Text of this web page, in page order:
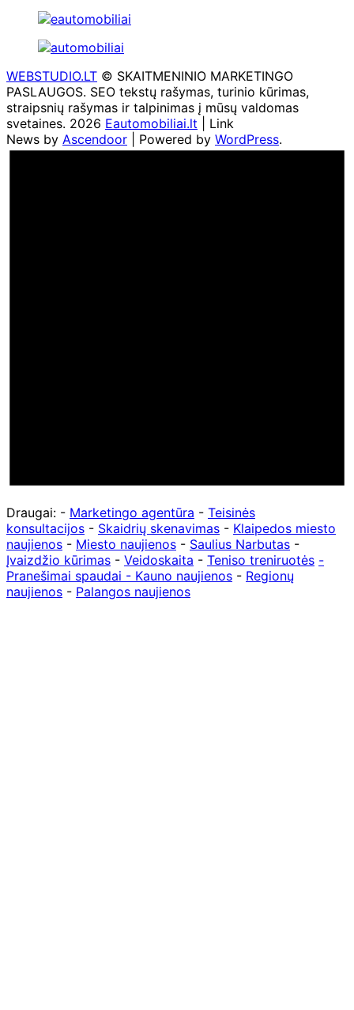
WEBSTUDIO.LT © SKAITMENINIO MARKETINGO
PASLAUGOS. SEO tekstų rašymas, turinio kūrimas,
straipsnių rašymas ir talpinimas į mūsų valdomas
svetaines. 2026 Eautomobiliai.lt | Link
News by Ascendoor | Powered by WordPress.
Draugai: - Marketingo agentūra - Teisinės
konsultacijos - Skaidrių skenavimas - Klaipedos miesto
naujienos - Miesto naujienos - Saulius Narbutas -
Įvaizdžio kūrimas - Veidoskaita - Teniso treniruotės -
Pranešimai spaudai - Kauno naujienos - Regionų
naujienos - Palangos naujienos